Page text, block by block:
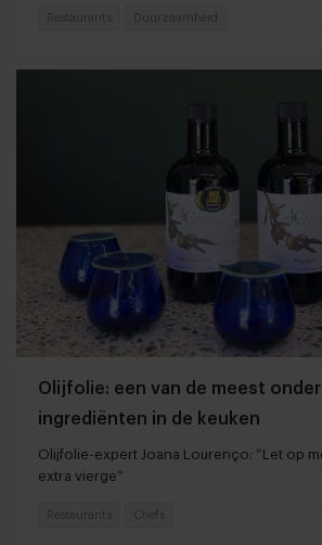
Restaurants Duurzaamheid
Olijfolie: een van de meest
ingrediënten in de keuken
Olijfolie-expert Joana Lourenço: “Let op
extra vierge”
Restaurants Chefs